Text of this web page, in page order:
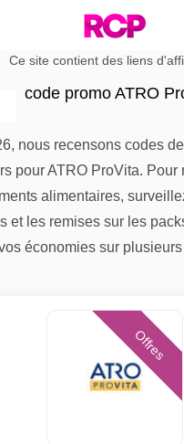
Ce site contient des liens
code promo ATRO
nous recensons codes
pour ATRO ProVita. Pour
alimentaires,
et les remises sur les
économies sur
Offres